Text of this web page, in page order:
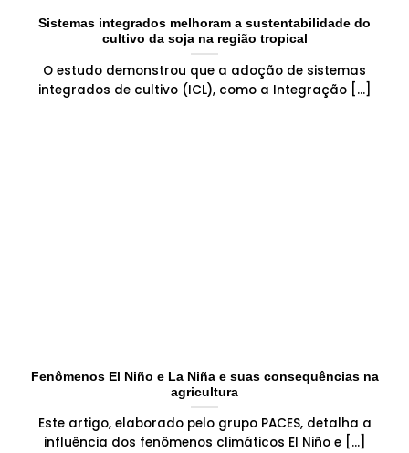
Sistemas integrados melhoram a sustentabilidade do
cultivo da soja na região tropical
O estudo demonstrou que a adoção de sistemas
integrados de cultivo (ICL), como a Integração [...]
Fenômenos El Niño e La Niña e suas consequências na
agricultura
Este artigo, elaborado pelo grupo PACES, detalha a
influência dos fenômenos climáticos El Niño e [...]